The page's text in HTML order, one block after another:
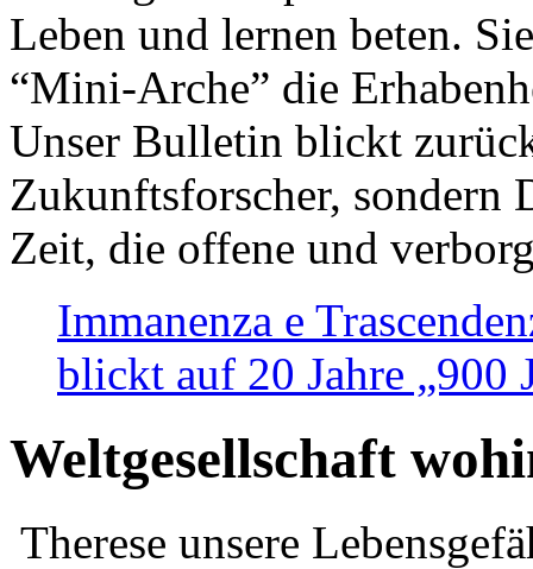
Leben und lernen beten.
“Mini-Arche” die
Unser Bulletin blickt
Zukunftsforscher, sondern
Zeit, die offene und
Immanenza e
blickt auf 20 Jahre „900
Weltgesellschaft
Therese unsere